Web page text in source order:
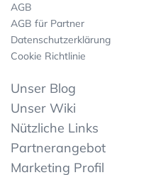
AGB
AGB für Partner
Datenschutzerklärung
Cookie Richtlinie
Unser Blog
Unser Wiki
Nützliche Links
Partnerangebot
Marketing Profil